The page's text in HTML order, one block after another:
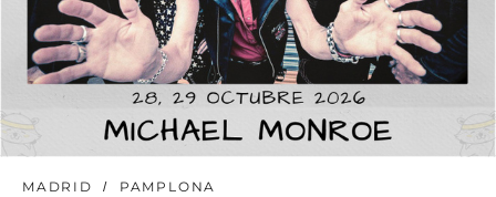
MADRID PAMPLONA